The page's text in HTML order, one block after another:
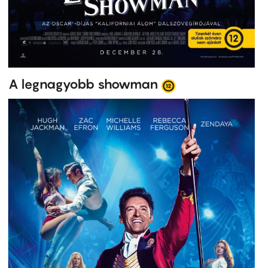
A legnagyobb showman